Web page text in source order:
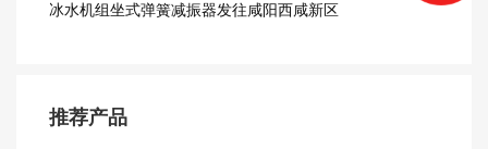
冰水机组坐式弹簧减振器发往咸阳西咸新区
推荐产品